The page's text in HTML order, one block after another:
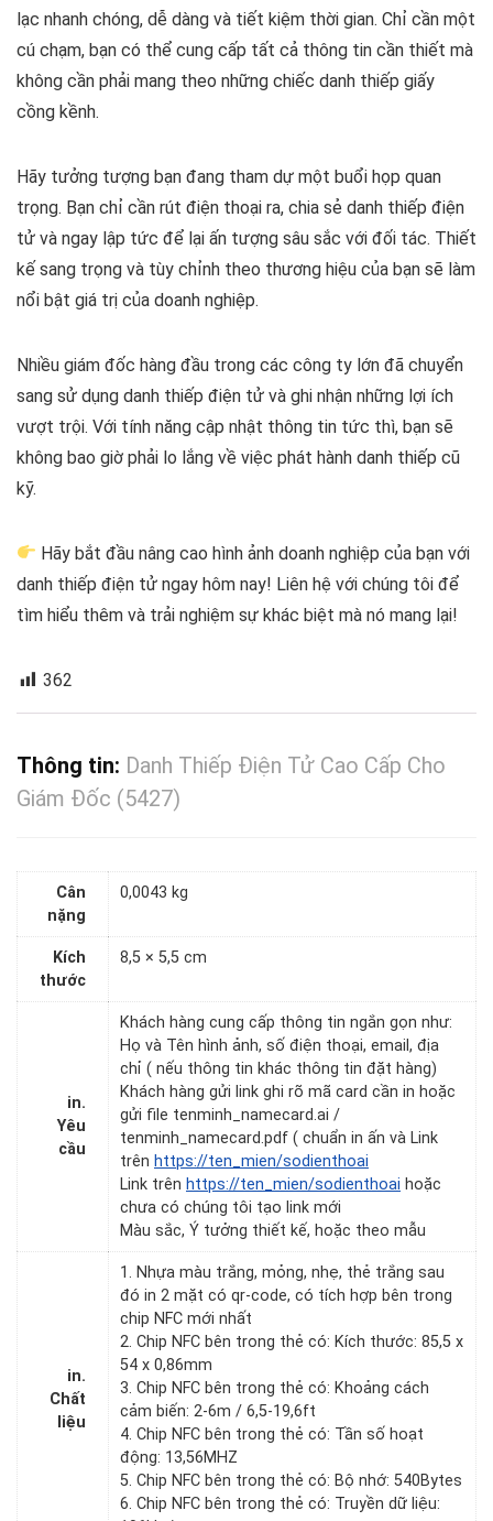
lạc nhanh chóng, dễ dàng và tiết kiệm thời gian. Chỉ cần một
cú chạm, bạn có thể cung cấp tất cả thông tin cần thiết mà
không cần phải mang theo những chiếc danh thiếp giấy
cồng kềnh.
Hãy tưởng tượng bạn đang tham dự một buổi họp quan
trọng. Bạn chỉ cần rút điện thoại ra, chia sẻ danh thiếp điện
tử và ngay lập tức để lại ấn tượng sâu sắc với đối tác. Thiết
kế sang trọng và tùy chỉnh theo thương hiệu của bạn sẽ làm
nổi bật giá trị của doanh nghiệp.
Nhiều giám đốc hàng đầu trong các công ty lớn đã chuyển
sang sử dụng danh thiếp điện tử và ghi nhận những lợi ích
vượt trội. Với tính năng cập nhật thông tin tức thì, bạn sẽ
không bao giờ phải lo lắng về việc phát hành danh thiếp cũ
kỹ.
Hãy bắt đầu nâng cao hình ảnh doanh nghiệp của bạn với
danh thiếp điện tử ngay hôm nay! Liên hệ với chúng tôi để
tìm hiểu thêm và trải nghiệm sự khác biệt mà nó mang lại!
362
Thông tin: Danh Thiếp Điện Tử Cao Cấp Cho
Giám Đốc (5427)
Cân
nặng
0,0043 kg
Kích
thước
8,5 × 5,5 cm
in.
Yêu
cầu
Khách hàng cung cấp thông tin ngắn gọn như:
Họ và Tên hình ảnh, số điện thoại, email, địa
chỉ ( nếu thông tin khác thông tin đặt hàng)
Khách hàng gửi link ghi rõ mã card cần in hoặc
gửi file tenminh_namecard.ai /
tenminh_namecard.pdf ( chuẩn in ấn và Link
trên https://ten_mien/sodienthoai
Link trên https://ten_mien/sodienthoai hoặc
chưa có chúng tôi tạo link mới
Màu sắc, Ý tưởng thiết kế, hoặc theo mẫu
in.
Chất
liệu
1. Nhựa màu trắng, mỏng, nhẹ, thẻ trắng sau
đó in 2 mặt có qr-code, có tích hợp bên trong
chip NFC mới nhất
2. Chip NFC bên trong thẻ có: Kích thước: 85,5 x
54 x 0,86mm
3. Chip NFC bên trong thẻ có: Khoảng cách
cảm biến: 2-6m / 6,5-19,6ft
4. Chip NFC bên trong thẻ có: Tần số hoạt
động: 13,56MHZ
5. Chip NFC bên trong thẻ có: Bộ nhớ: 540Bytes
6. Chip NFC bên trong thẻ có: Truyền dữ liệu: